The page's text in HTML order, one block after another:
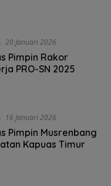
20 Januari 2026
Pimpin Rakor
PRO-SN 2025
16 Januari 2026
Pimpin Musrenbang
Kapuas Timur